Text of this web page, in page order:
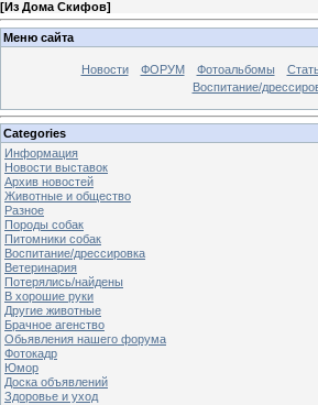
[Из Дома Скифов]
Меню сайта
Новости ФОРУМ Фотоальбомы
Воспитание/
Categories
Информация
Новости выставок
Архив новостей
Животные и общество
Разное
Породы собак
Питомники собак
Воспитание/дрессировка
Ветеринария
Потерялись/найдены
В хорошие руки
Другие животные
Брачное агенство
Обьявления нашего форума
Фотокадр
Юмор
Доска объявлений
Здоровье и уход